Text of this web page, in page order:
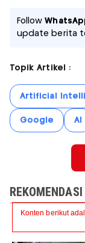
Follow
update berita
Topik Artikel :
Artificial
Google AI